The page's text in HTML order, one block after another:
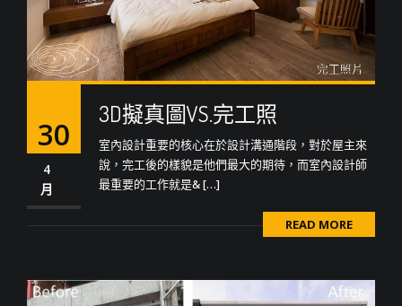
30
4
月
3D擬真圖VS.完工照
室內設計重要的核心在於設計溝通階段，對於屋主來
說，完工後的樣貌是他們最大的期待，而室內設計師
最重要的工作就是& […]
READ MORE